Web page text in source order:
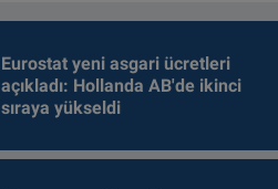
Eurostat yeni asgari ücretleri
açıkladı: Hollanda AB'de ikinci
sıraya yükseldi